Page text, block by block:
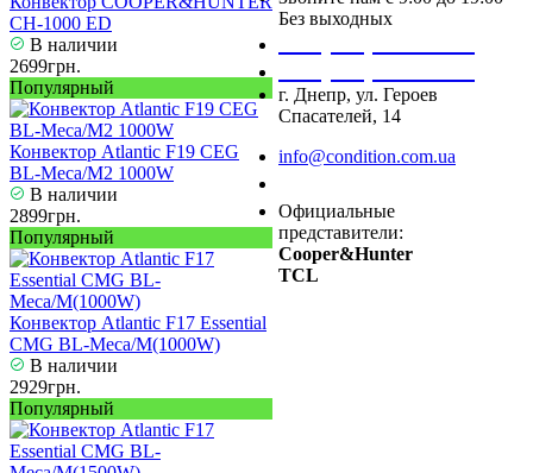
CH-1000 ED
В наличии
2699грн.
Популярный
Конвектор Atlantic F19 CEG
BL-Meca/M2 1000W
В наличии
2899грн.
Популярный
Конвектор Atlantic F17 Essential
CMG BL-Meca/M(1000W)
В наличии
2929грн.
Популярный
Без выходных
г. Днепр, ул. Героев
Спасателей, 14
info@condition.com.ua
Официальные
представители:
Cooper&Hunter
TCL